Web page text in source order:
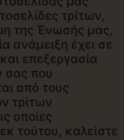
τρίτων,
της Ένωσής μας,
ανάμειξη έχει σε
επεξεργασία
σας που
από τους
τρίτων
οποίες
τούτου, καλείστε